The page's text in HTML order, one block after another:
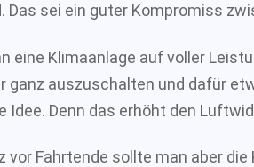
Das sei ein guter Kompromiss
eine Klimaanlage auf voller
ganz auszuschalten und dafür
Idee. Denn das erhöht den
vor Fahrtende sollte man aber